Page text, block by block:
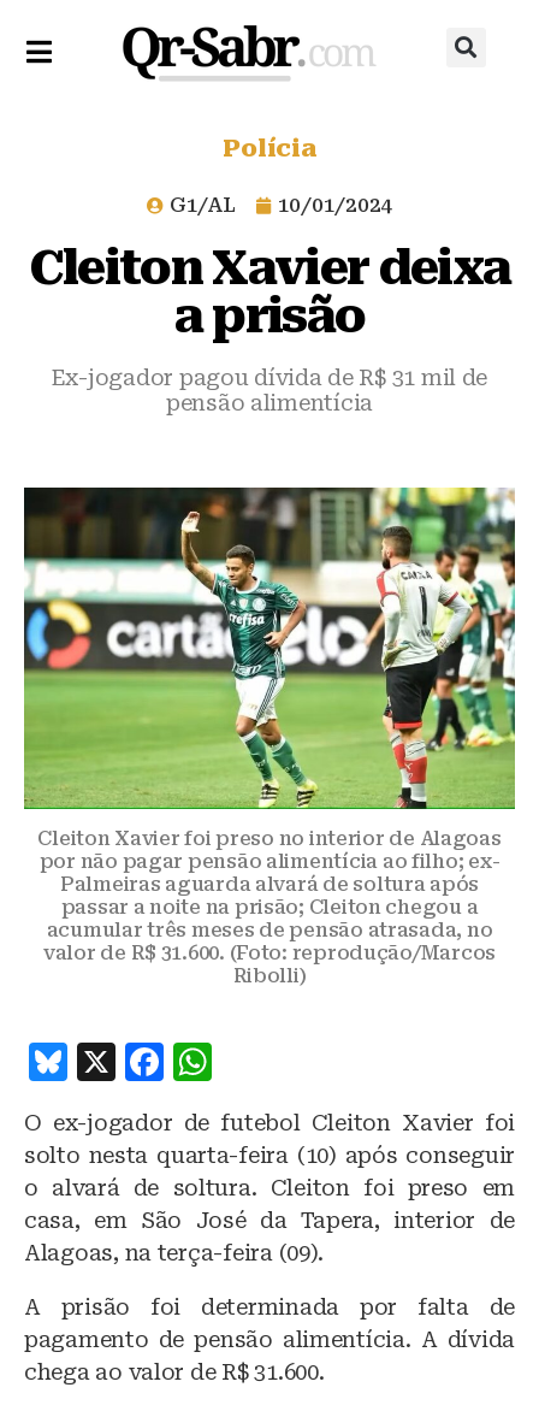
Polícia
G1/AL 10/01/2024
Cleiton Xavier deixa
a prisão
Ex-jogador pagou dívida de R$ 31 mil de
pensão alimentícia
Cleiton Xavier foi preso no interior de Alagoas
por não pagar pensão alimentícia ao filho; ex-
Palmeiras aguarda alvará de soltura após
passar a noite na prisão; Cleiton chegou a
acumular três meses de pensão atrasada, no
valor de R$ 31.600. (Foto: reprodução/Marcos
Ribolli)
B
e
s
k
y
X
F
c
e
b
o
o
k
at
s
A
p
p
O ex-jogador de futebol Cleiton Xavier foi
solto nesta quarta-feira (10) após conseguir
o alvará de soltura. Cleiton foi preso em
casa, em São José da Tapera, interior de
Alagoas, na terça-feira (09).
A prisão foi determinada por falta de
pagamento de pensão alimentícia. A dívida
chega ao valor de R$ 31.600.